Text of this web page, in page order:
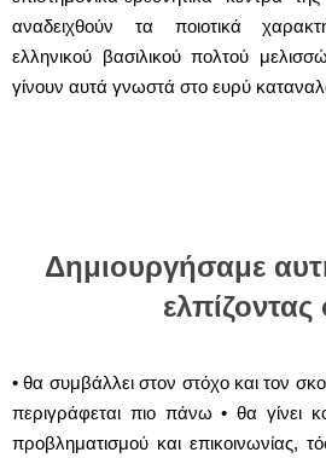
αναδειχθούν τα ποιοτικά
ελληνικού βασιλικού πολτού
γίνουν αυτά γνωστά στο ευρύ
Δημιουργήσαμε
ελπίζοντας
• θα συμβάλλει στον στόχο και τον
περιγράφεται πιο πάνω • θα γίνει
προβληματισμού και